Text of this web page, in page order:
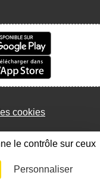
cookies
Connexion
le contrôle sur ceux
Personnaliser